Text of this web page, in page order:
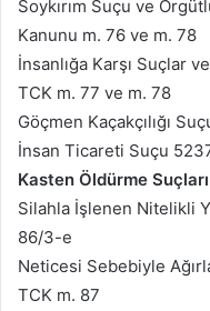
Soykırım Suçu ve
Kanunu m. 76 ve m. 78
İnsanlığa Karşı Suçlar
TCK m. 77 ve m. 78
Göçmen Kaçakçılığı
İnsan Ticareti Suçu
Kasten Öldürme Suçları
Silahla İşlenen Nitelikli
86/3-e
Neticesi Sebebiyle
TCK m. 87